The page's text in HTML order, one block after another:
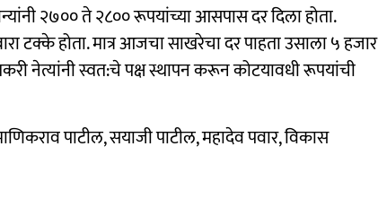
२७०० ते २८०० रूपयांच्या आसपास दर दिला होता.
टक्के होता. मात्र आजचा साखरेचा दर पाहता उसाला ५ हजार
नेत्यांनी स्वत:चे पक्ष स्थापन करून कोटयावधी रूपयांची
पाटील, सयाजी पाटील, महादेव पवार, विकास